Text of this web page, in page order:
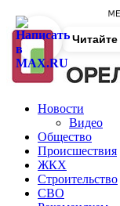
Новости
Видео
Общество
Происшествия
ЖКХ
Строительство
СВО
Читайте